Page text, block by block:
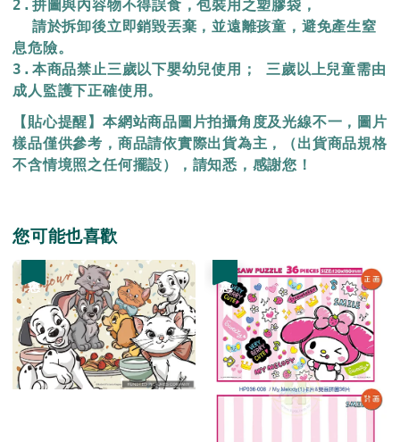
2.拼圖與內容物不得誤食，包裝用之塑膠袋，
  請於拆卸後立即銷毀丟棄，
並遠離孩童，避免產生窒
息危險。
3.本商品禁止三歲以下嬰幼兒使用； 三歲以上兒童需由
成人監護下正確使用。
【貼心提醒】本網站商品圖片拍攝角度及光線不一，圖片
樣品僅供參考，商品請依實際出貨為主，（出貨商品規格
不含情境照之任何擺設），請知悉，感謝您！
您可能也喜歡